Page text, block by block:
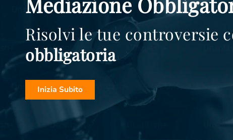
Risolvi le tue controversie
obbligatoria
Inizia Subito